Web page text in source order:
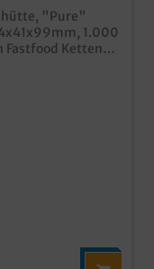
"Pure"
1.000